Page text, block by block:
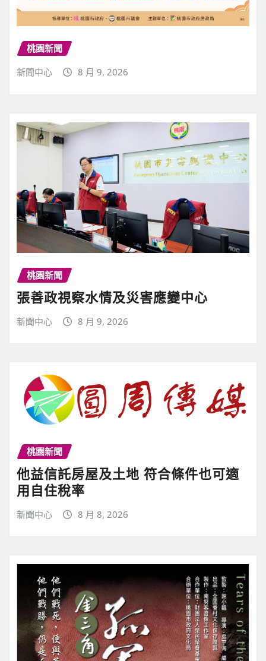
桃園新聞
新聞中心
8 月 9, 2026
桃園新聞
張善政視察水情及災害應變中心
新聞中心 8 月 9, 2026
桃園新聞
他益信託房屋及土地 符合條件也可適
用自住稅率
新聞中心 8 月 8, 2026